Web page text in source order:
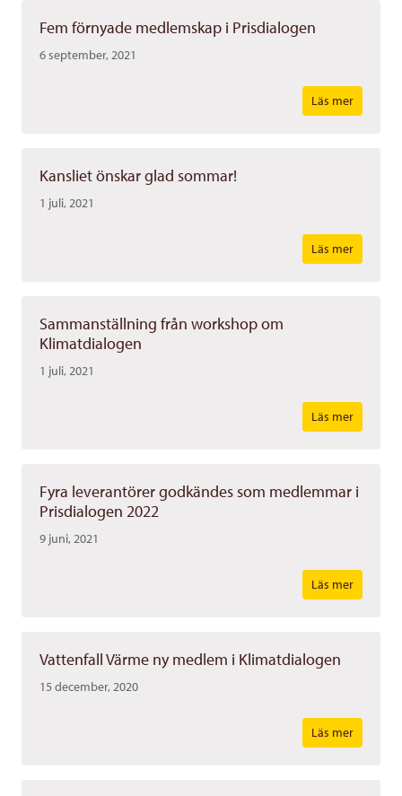
Fem förnyade medlemskap i Prisdialogen
6 september, 2021
Läs mer
Kansliet önskar glad sommar!
1 juli, 2021
Läs mer
Sammanställning från workshop om
Klimatdialogen
1 juli, 2021
Läs mer
Fyra leverantörer godkändes som medlemmar i
Prisdialogen 2022
9 juni, 2021
Läs mer
Vattenfall Värme ny medlem i Klimatdialogen
15 december, 2020
Läs mer